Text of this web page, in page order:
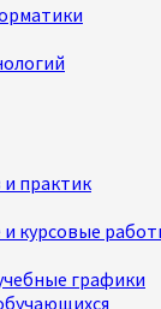
и практик
курсовые
графики